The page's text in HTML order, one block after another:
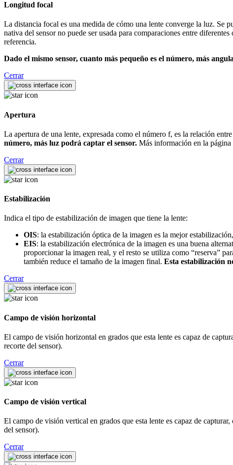
Longitud focal
La distancia focal es una medida de cómo una lente converge la luz. Se
nativa del sensor no puede ser usada para comparaciones entre
referencia.
Dado el mismo sensor, cuanto más pequeño es el número, más
Cerrar
Apertura
La apertura de una lente, expresada como el número f, es la relación
número, más luz podrá captar el sensor. Más información en la página
Cerrar
Estabilización
Indica el tipo de estabilización de imagen que tiene la lente:
OIS: la estabilización óptica de la imagen es la mejor
EIS: la estabilización electrónica de la imagen es una buena
proporcionar la imagen real, y el resto se utiliza como “reserva”
también reduce el tamaño de la imagen final. Esta estabilización
Cerrar
Campo de visión horizontal
El campo de visión horizontal en grados que esta lente es capaz de
recorte del sensor).
Cerrar
Campo de visión vertical
El campo de visión vertical en grados que esta lente es capaz de
del sensor).
Cerrar